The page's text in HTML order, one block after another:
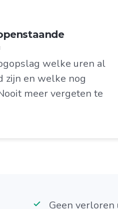
welke uren al
zijn en welke nog
meer vergeten te
Geen